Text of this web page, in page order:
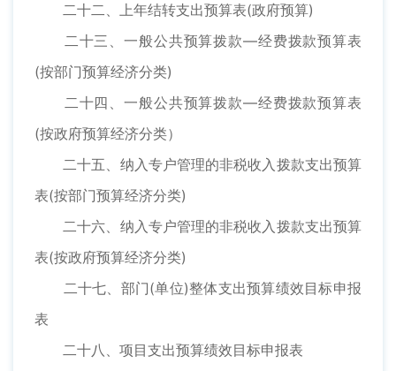
二十二、上年结转支出预算表(政府预算)
二十三、一般公共预算拨款—经费拨款预算表
(按部门预算经济分类)
二十四、一般公共预算拨款—经费拨款预算表
(按政府预算经济分类）
二十五、纳入专户管理的非税收入拨款支出预算
表(按部门预算经济分类)
二十六、纳入专户管理的非税收入拨款支出预算
表(按政府预算经济分类)
二十七、部门(单位)整体支出预算绩效目标申报
表
二十八、项目支出预算绩效目标申报表